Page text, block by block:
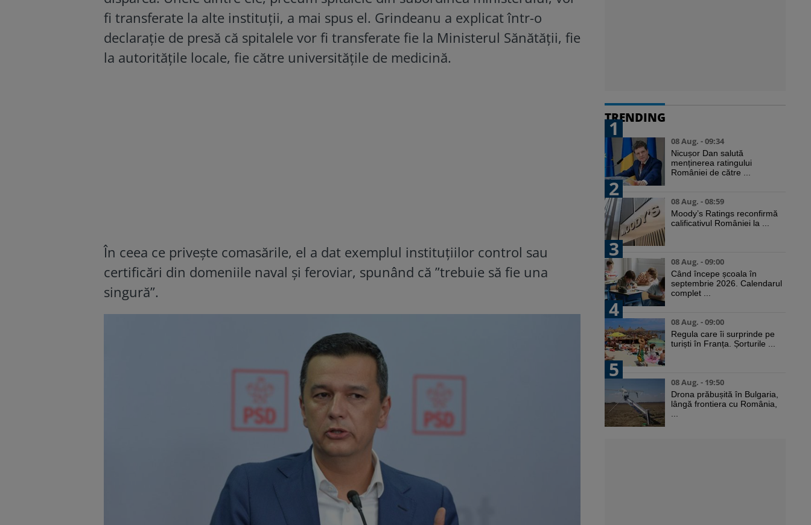
fi transferate la alte instituții, a mai spus el. Grindeanu a explicat într-o
declarație de presă că spitalele vor fi transferate fie la Ministerul Sănătății, fie
la autoritățile locale, fie către universitățile de medicină.
În ceea ce privește comasările, el a dat exemplul instituțiilor control sau
certificări din domeniile naval și feroviar, spunând că ”trebuie să fie una
singură”.
TRENDING
1
08 Aug. - 09:34
Nicușor Dan salută
menținerea ratingului
României de către ...
2
08 Aug. - 08:59
Moody’s Ratings reconfirmă
calificativul României la ...
3
08 Aug. - 09:00
Când începe școala în
septembrie 2026. Calendarul
complet ...
4
08 Aug. - 09:00
Regula care îi surprinde pe
turiști în Franța. Șorturile ...
5
08 Aug. - 19:50
Drona prăbușită în Bulgaria,
lângă frontiera cu România,